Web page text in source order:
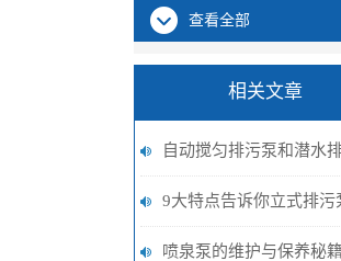
查看全部
相关文章
自动搅匀排污泵和潜水
区别有哪些？
9大特点告诉你立式排污
一台怎样的泵阀
喷泉泵的维护与保养秘